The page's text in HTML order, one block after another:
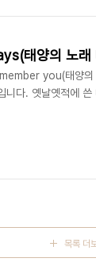
you(태양의
다. 옛날옛적에 쓴
목록 더